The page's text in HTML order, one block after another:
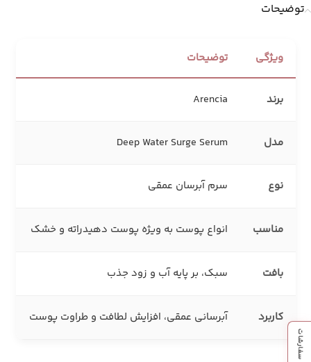
توضیحات
ویژگی توضیحات
برند Arencia
مدل Deep Water Surge Serum
نوع سرم آبرسان عمقی
مناسب انواع پوست به‌ ویژه پوست دهیدراته و خشک
بافت سبک، بر پایه آب و زود جذب
کاربرد آبرسانی عمقی، افزایش لطافت و طراوت پوست